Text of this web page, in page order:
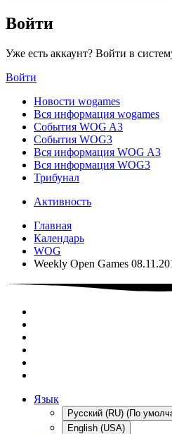
Войти
Уже есть аккаунт? Войти в
Войти
Новости wogames
Вся информация wogames
События WOG A3
События WOG3
Вся информация WOG A3
Вся информация WOG3
Трибунал
Активность
Главная
Календарь
WOG
Weekly Open Games
Язык
Русский (RU) (По
English (USA)